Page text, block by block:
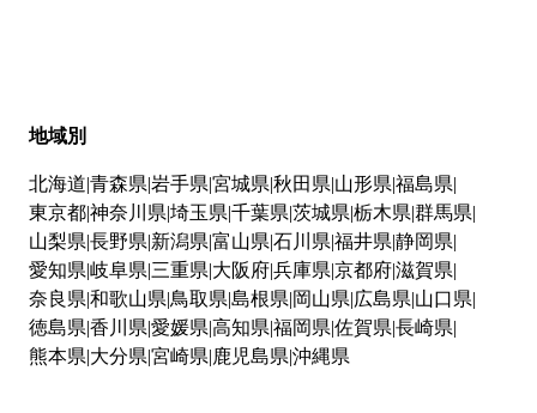
地域別
北海道 青森県 岩手県 宮城県 秋田県 山形県 福島県
東京都神奈川県 埼玉県 千葉県 茨城県 栃木県 群馬県
山梨県 長野県 新潟県 富山県 石川県 福井県 静岡県
愛知県 岐阜県 三重県 大阪府兵庫県 京都府滋賀県
奈良県 和歌山県 鳥取県 島根県 岡山県 広島県 山口県
徳島県 香川県 愛媛県 高知県 福岡県 佐賀県 長崎県
熊本県 大分県 宮崎県 鹿児島県 沖縄県